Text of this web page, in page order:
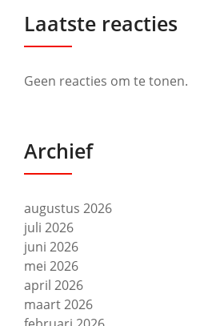
Laatste reacties
Geen reacties om te tonen.
Archief
augustus 2026
juli 2026
juni 2026
mei 2026
april 2026
maart 2026